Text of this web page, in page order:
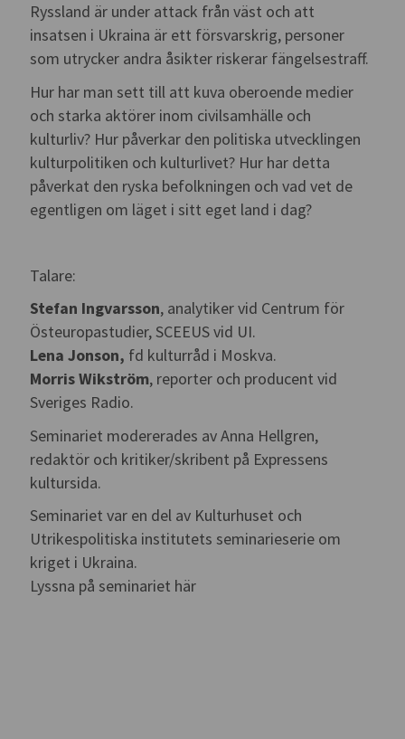
Ryssland är under attack från väst och att
insatsen i Ukraina är ett försvarskrig, personer
som utrycker andra åsikter riskerar fängelsestraff.
Hur har man sett till att kuva oberoende medier
och starka aktörer inom civilsamhälle och
kulturliv? Hur påverkar den politiska utvecklingen
kulturpolitiken och kulturlivet? Hur har detta
påverkat den ryska befolkningen och vad vet de
egentligen om läget i sitt eget land i dag?
Talare:
Stefan Ingvarsson, analytiker vid Centrum för
Östeuropastudier, SCEEUS vid UI.
Lena Jonson, fd kulturråd i Moskva.
Morris Wikström, reporter och producent vid
Sveriges Radio.
Seminariet modererades av Anna Hellgren,
redaktör och kritiker/skribent på Expressens
kultursida.
Seminariet var en del av Kulturhuset och
Utrikespolitiska institutets seminarieserie om
kriget i Ukraina.
Lyssna på seminariet här